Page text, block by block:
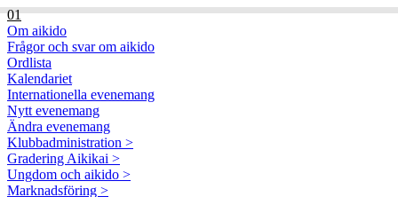
01
Om aikido
Frågor och svar om aikido
Ordlista
Kalendariet
Internationella evenemang
Nytt evenemang
Ändra evenemang
Klubbadministration >
Gradering Aikikai >
Ungdom och aikido >
Marknadsföring >